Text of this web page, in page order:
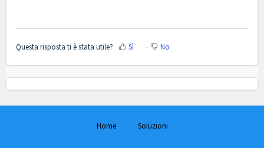
Questa risposta ti è stata utile? Sì No
Home Soluzioni